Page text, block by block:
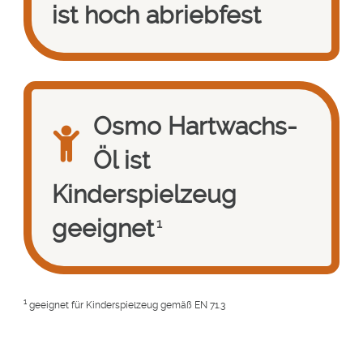
ist hoch abriebfest
Osmo Hartwachs-
Öl ist
Kinderspielzeug
geeignet1
1 geeignet für Kinderspielzeug gemäß EN 71.3